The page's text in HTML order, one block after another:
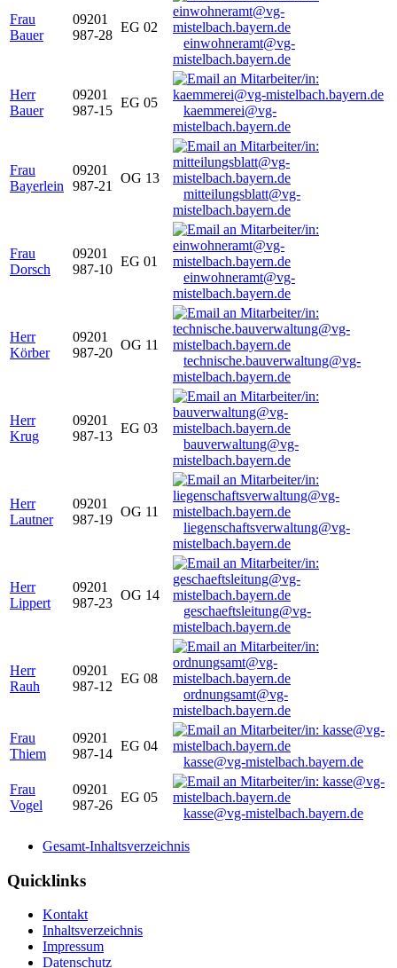
Frau
Bauer
09201
987-28
EG 02
einwohneramt@vg-
mistelbach.bayern.de
Herr
Bauer
09201
987-15
EG 05
kaemmerei@vg-
mistelbach.bayern.de
Frau
Bayerlein
09201
987-21
OG 13
mitteilungsblatt@vg-
mistelbach.bayern.de
Frau
Dorsch
09201
987-10
EG 01
einwohneramt@vg-
mistelbach.bayern.de
Herr
Körber
09201
987-20
OG 11
technische.bauverwaltung@vg-
mistelbach.bayern.de
Herr
Krug
09201
987-13
EG 03
bauverwaltung@vg-
mistelbach.bayern.de
Herr
Lautner
09201
987-19
OG 11
liegenschaftsverwaltung@vg-
mistelbach.bayern.de
Herr
Lippert
09201
987-23
OG 14
geschaeftsleitung@vg-
mistelbach.bayern.de
Herr
Rauh
09201
987-12
EG 08
ordnungsamt@vg-
mistelbach.bayern.de
Frau
Thiem
09201
987-14
EG 04
kasse@vg-mistelbach.bayern.de
Frau
Vogel
09201
987-26
EG 05
kasse@vg-mistelbach.bayern.de
Gesamt-Inhaltsverzeichnis
Quicklinks
Kontakt
Inhaltsverzeichnis
Impressum
Datenschutz